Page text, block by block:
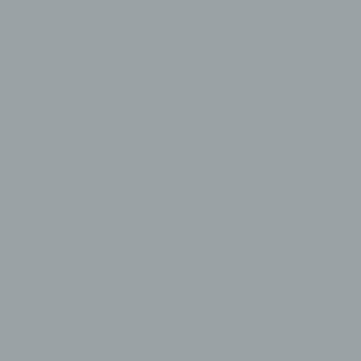
persönliche Aspekte, die sich auf eine natürliche Person
zu bewerten, insbesondere, um Aspekte bezüglich